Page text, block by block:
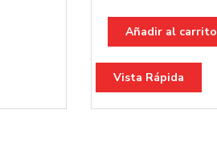
Añadir al carrito
Vista Rápida